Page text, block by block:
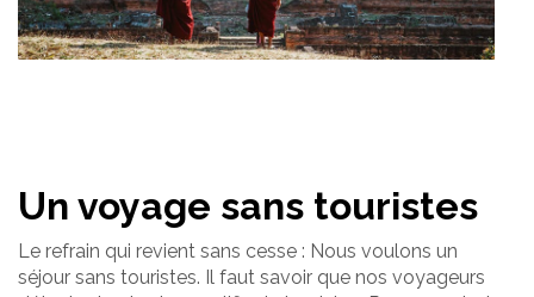
Un voyage sans touristes
Le refrain qui revient sans cesse : Nous voulons un
séjour sans touristes. Il faut savoir que nos voyageurs